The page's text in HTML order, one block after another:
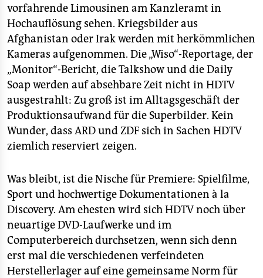
vorfahrende Limousinen am Kanzleramt in
Hochauflösung sehen. Kriegsbilder aus
Afghanistan oder Irak werden mit herkömmlichen
Kameras aufgenommen. Die „Wiso“-Reportage, der
„Monitor“-Bericht, die Talkshow und die Daily
Soap werden auf absehbare Zeit nicht in HDTV
ausgestrahlt: Zu groß ist im Alltagsgeschäft der
Produktionsaufwand für die Superbilder. Kein
Wunder, dass ARD und ZDF sich in Sachen HDTV
ziemlich reserviert zeigen.
Was bleibt, ist die Nische für Premiere: Spielfilme,
Sport und hochwertige Dokumentationen à la
Discovery. Am ehesten wird sich HDTV noch über
neuartige DVD-Laufwerke und im
Computerbereich durchsetzen, wenn sich denn
erst mal die verschiedenen verfeindeten
Herstellerlager auf eine gemeinsame Norm für